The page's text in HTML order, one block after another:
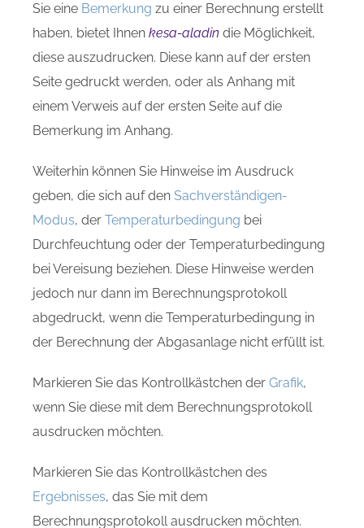
Sie eine Bemerkung zu einer Berechnung erstellt
haben, bietet Ihnen kesa-aladin die Möglichkeit,
diese auszudrucken. Diese kann auf der ersten
Seite gedruckt werden, oder als Anhang mit
einem Verweis auf der ersten Seite auf die
Bemerkung im Anhang.
Weiterhin können Sie Hinweise im Ausdruck
geben, die sich auf den Sachverständigen-
Modus, der Temperaturbedingung bei
Durchfeuchtung oder der Temperaturbedingung
bei Vereisung beziehen. Diese Hinweise werden
jedoch nur dann im Berechnungsprotokoll
abgedruckt, wenn die Temperaturbedingung in
der Berechnung der Abgasanlage nicht erfüllt ist.
Markieren Sie das Kontrollkästchen der Grafik,
wenn Sie diese mit dem Berechnungsprotokoll
ausdrucken möchten.
Markieren Sie das Kontrollkästchen des
Ergebnisses, das Sie mit dem
Berechnungsprotokoll ausdrucken möchten.